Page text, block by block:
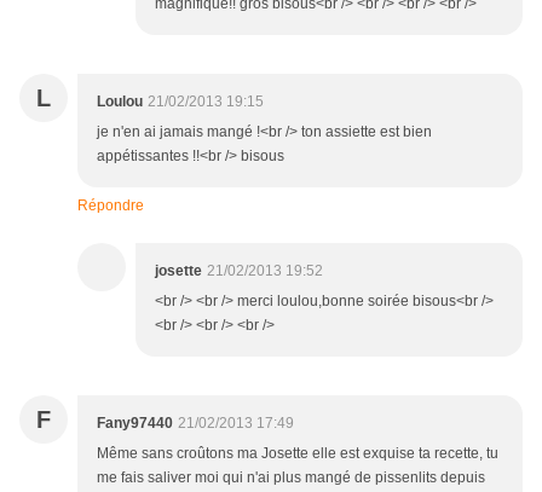
magnifique!! gros bisous<br /> <br /> <br /> <br />
L Loulou 21/02/2013 19:15
je n'en ai jamais mangé !<br /> ton assiette est bien
appétissantes !!<br /> bisous
Répondre
josette 21/02/2013 19:52
<br /> <br /> merci loulou,bonne soirée bisous<br />
<br /> <br /> <br />
F Fany97440 21/02/2013 17:49
Même sans croûtons ma Josette elle est exquise ta recette, tu
me fais saliver moi qui n'ai plus mangé de pissenlits depuis